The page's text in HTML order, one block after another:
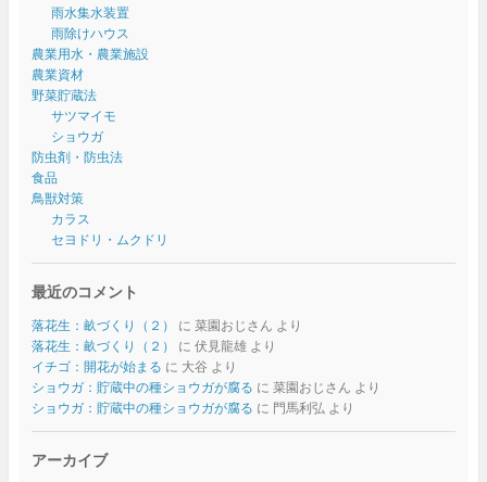
雨水集水装置
雨除けハウス
農業用水・農業施設
農業資材
野菜貯蔵法
サツマイモ
ショウガ
防虫剤・防虫法
食品
鳥獣対策
カラス
セヨドリ・ムクドリ
最近のコメント
落花生：畝づくり（２） に 菜園おじさん より
落花生：畝づくり（２）
に 伏見龍雄より
イチゴ：開花が始まる に 大谷 より
ショウガ：貯蔵中の種ショウガが腐る に 菜園おじさん より
ショウガ：貯蔵中の種ショウガが腐る に 門馬利弘 より
アーカイブ